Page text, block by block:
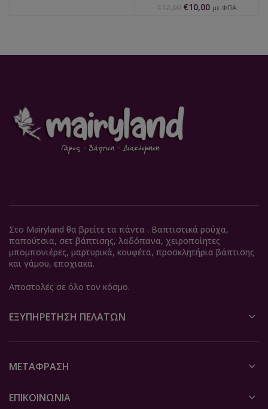
€12,00 €10,00 με ΦΠΑ
Στο Mairyland θα βρείτε τα πάντα . Βαπτιστικά ρούχα,
παπούτσια, σετ βάπτισης, λαδόπανα, χειροποίητες
μπομπονιέρες, μαρτυρικά, κουφέτα, προσκλητήρια βάπτισης
και γάμου, εποχιακά.
Αποστολές σε όλο τον κόσμο.
ΕΞΥΠΗΡΈΤΗΣΗ ΠΕΛΑΤΏΝ
ΜΕΤΆΦΡΑΣΗ
ΕΠΙΚΟΙΝΩΝΙΑ